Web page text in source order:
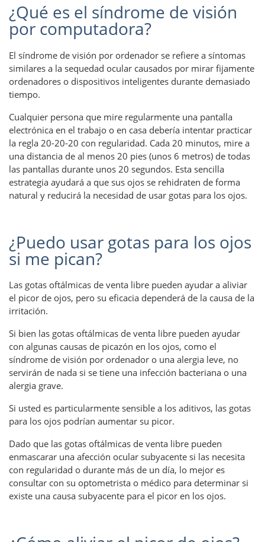
¿Qué es el síndrome de visión
por computadora?
El síndrome de visión por ordenador se refiere a síntomas
similares a la sequedad ocular causados ​​por mirar fijamente
ordenadores o dispositivos inteligentes durante demasiado
tiempo.
Cualquier persona que mire regularmente una pantalla
electrónica en el trabajo o en casa debería intentar practicar
la regla 20-20-20 con regularidad. Cada 20 minutos, mire a
una distancia de al menos 20 pies (unos 6 metros) de todas
las pantallas durante unos 20 segundos. Esta sencilla
estrategia ayudará a que sus ojos se rehidraten de forma
natural y reducirá la necesidad de usar gotas para los ojos.
¿Puedo usar gotas para los ojos
si me pican?
Las gotas oftálmicas de venta libre pueden ayudar a aliviar
el picor de ojos, pero su eficacia dependerá de la causa de la
irritación.
Si bien las gotas oftálmicas de venta libre pueden ayudar
con algunas causas de picazón en los ojos, como el
síndrome de visión por ordenador o una alergia leve, no
servirán de nada si se tiene una infección bacteriana o una
alergia grave.
Si usted es particularmente sensible a los aditivos, las gotas
para los ojos podrían aumentar su picor.
Dado que las gotas oftálmicas de venta libre pueden
enmascarar una afección ocular subyacente si las necesita
con regularidad o durante más de un día, lo mejor es
consultar con su optometrista o médico para determinar si
existe una causa subyacente para el picor en los ojos.